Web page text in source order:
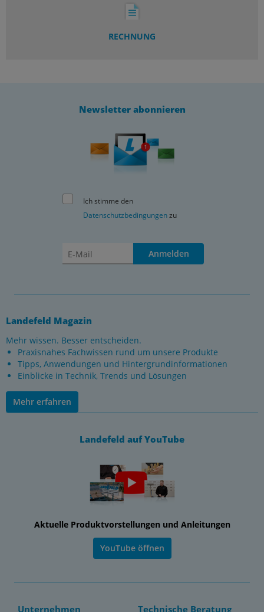
RECHNUNG
Newsletter abonnieren
Ich stimme den
Datenschutzbedingungenzu
Anmelden
Landefeld Magazin
Mehr wissen. Besser entscheiden.
Praxisnahes Fachwissen rund um unsere Produkte
Tipps, Anwendungen und Hintergrundinformationen
Einblicke in Technik, Trends und Lösungen
Mehr erfahren
Landefeld auf YouTube
Aktuelle Produktvorstellungen und Anleitungen
YouTube öffnen
Unternehmen Technische Beratung